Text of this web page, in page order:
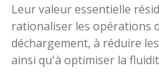
Leur valeur essentielle
rationaliser les opérations
déchargement, à réduire
ainsi qu'à optimiser la